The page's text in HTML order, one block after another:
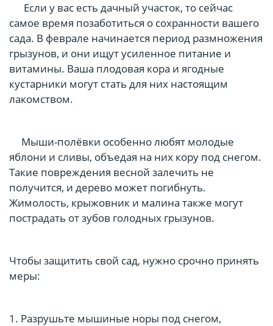
Если у вас есть дачный участок, то сейчас
самое время позаботиться о сохранности вашего
сада. В феврале начинается период размножения
грызунов, и они ищут усиленное питание и
витамины. Ваша плодовая кора и ягодные
кустарники могут стать для них настоящим
лакомством.
Мыши-полёвки особенно любят молодые
яблони и сливы, объедая на них кору под снегом.
Такие повреждения весной залечить не
получится, и дерево может погибнуть.
Жимолость, крыжовник и малина также могут
пострадать от зубов голодных грызунов.
Чтобы защитить свой сад, нужно срочно принять
меры:
1. Разрушьте мышиные норы под снегом,